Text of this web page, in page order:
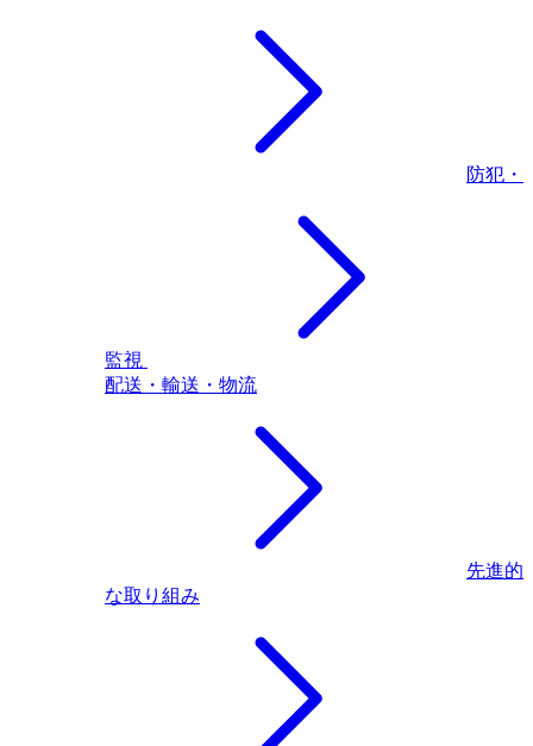
防犯・
監視
配送・輸送・物流
先進的
な取り組み